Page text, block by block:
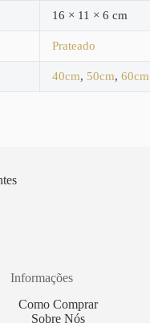
16 × 11 × 6 cm
Prateado
40cm, 50cm, 60cm
Informações
Como Comprar
Sobre Nós